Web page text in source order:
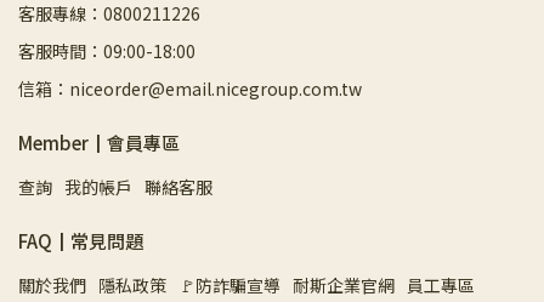
客服專線：0800211226
客服時間：09:00-18:00
信箱：niceorder@email.nicegroup.com.tw
Member┃會員專區
查詢 我的帳戶 聯絡客服
FAQ┃常見問題
關於我們 隱私政策 🚩防詐騙宣導 耐斯企業官網 員工專區